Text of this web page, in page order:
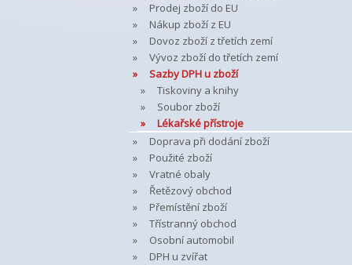
Prodej zboží do EU
Nákup zboží z EU
Dovoz zboží z třetích zemí
Vývoz zboží do třetích zemí
Sazby DPH u zboží
Tiskoviny a knihy
Soubor zboží
Lékařské přístroje
Doprava při dodání zboží
Použité zboží
Vratné obaly
Řetězový obchod
Přemístění zboží
Třístranný obchod
Osobní automobil
DPH u zvířat